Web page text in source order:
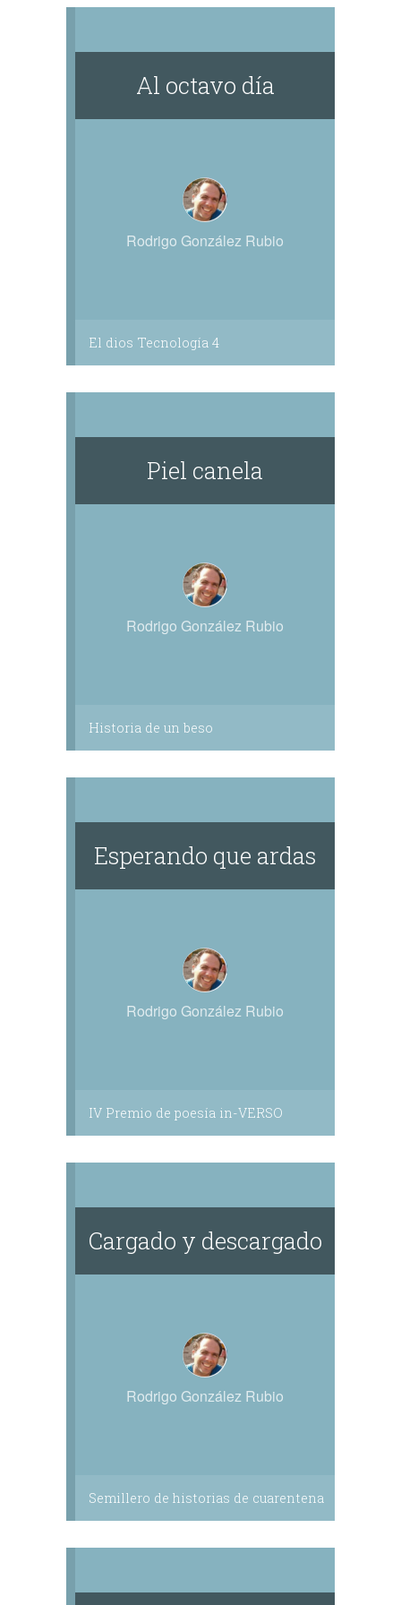
efímeras musas, hitos temporales de una
nos permite trascender. Así, seguimos
Al octavo día
Rodrigo González Rubio
El dios Tecnología 4
Piel canela
Rodrigo González Rubio
Historia de un beso
Esperando que ardas
Rodrigo González Rubio
IV Premio de poesía in-VERSO
Cargado y descargado
Rodrigo González Rubio
Semillero de historias de cuarentena